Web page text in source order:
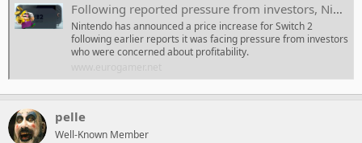
Following reported pressure from investors, Nintendo has increased the price of its Switch 2 console, which will soon retail for $500 in the US
Nintendo has announced a price increase for Switch 2
following earlier reports it was facing pressure from investors
who were concerned about profitability.
pelle
Well-Known Member